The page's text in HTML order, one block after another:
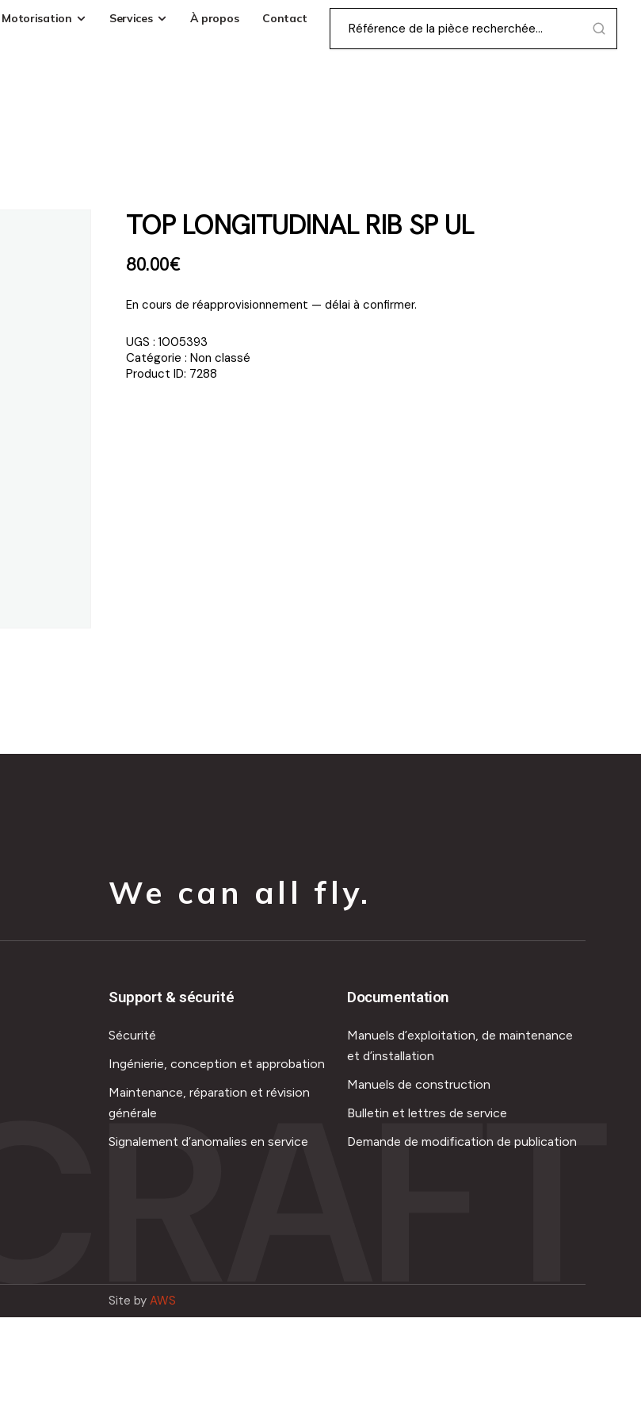
Motorisation Services À propos Contact
TOP LONGITUDINAL RIB SP UL
80.00€
En cours de réapprovisionnement — délai à confirmer.
UGS : 1005393
Catégorie : Non classé
Product ID: 7288
We can all fly.
Support & sécurité
Sécurité
Ingénierie, conception et approbation
Maintenance, réparation et révision
générale
Signalement d’anomalies en service
Documentation
Manuels d’exploitation, de maintenance
et d’installation
Manuels de construction
Bulletin et lettres de service
Demande de modification de publication
Site by AWS